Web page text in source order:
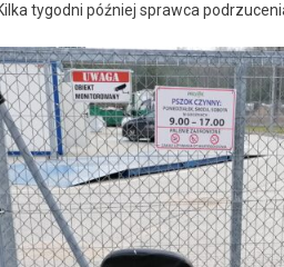
tygodni później sprawca